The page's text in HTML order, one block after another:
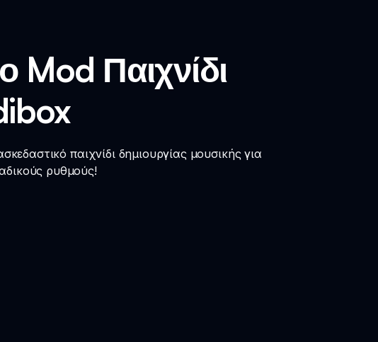
Mod Παιχνίδι
παιχνίδι δημιουργίας μουσικής για
ρυθμούς!